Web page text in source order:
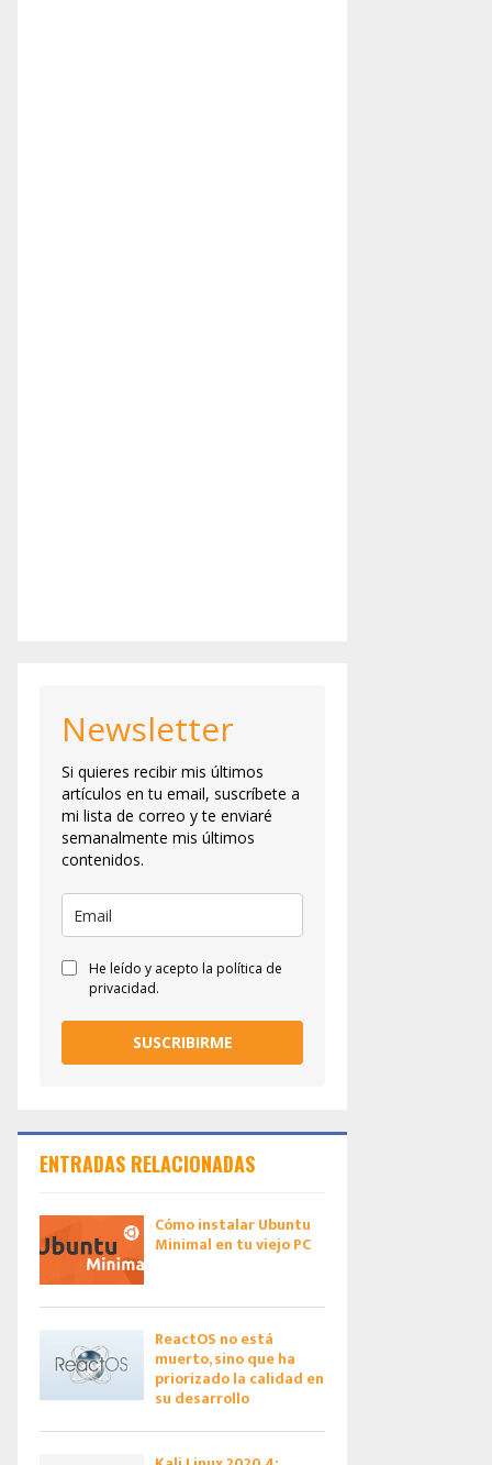
Newsletter
Si quieres recibir mis últimos
artículos en tu email, suscríbete a
mi lista de correo y te enviaré
semanalmente mis últimos
contenidos.
He leído y acepto la política de
privacidad.
SUSCRIBIRME
ENTRADAS RELACIONADAS
Cómo instalar Ubuntu
Minimal en tu viejo PC
ReactOS no está
muerto, sino que ha
priorizado la calidad en
su desarrollo